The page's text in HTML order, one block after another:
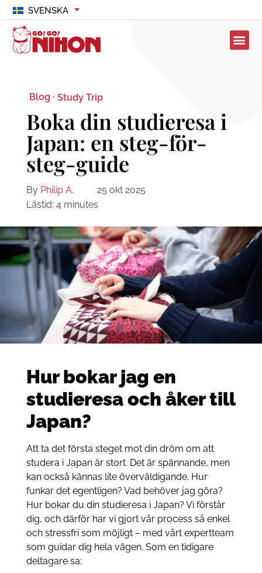
SVENSKA
Blog · Study Trip
Boka din studieresa i
Japan: en steg-för-
steg-guide
By Philip A.
25 okt 2025
Lästid: 4 minutes
Hur bokar jag en
studieresa och åker till
Japan?
Att ta det första steget mot din dröm om att
studera i Japan är stort. Det är spännande, men
kan också kännas lite överväldigande. Hur
funkar det egentligen? Vad behöver jag göra?
Hur bokar du din studieresa i Japan? Vi förstår
dig, och därför har vi gjort vår process så enkel
och stressfri som möjligt – med vårt expertteam
som guidar dig hela vägen. Som en tidigare
deltagare sa: